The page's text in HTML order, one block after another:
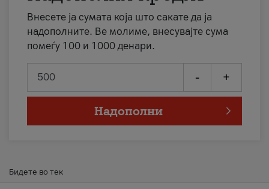
Внесете ја сумата која што сакате да ја
надополните. Ве молиме, внесувајте сума
помеѓу 100 и 1000 денари.
- +
Надополни
Бидете во тек